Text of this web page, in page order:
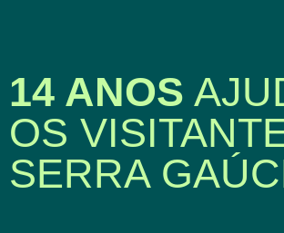
14 ANOS
OS
SERRA